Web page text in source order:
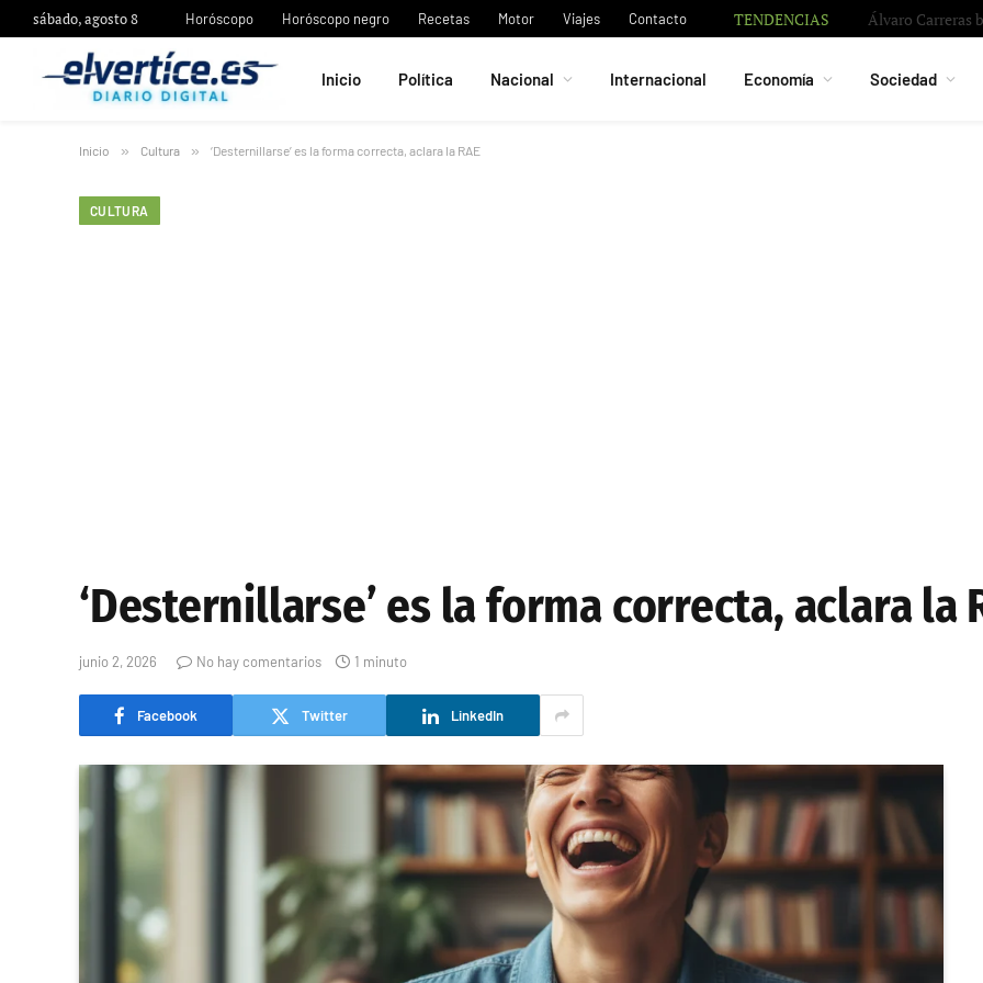
sábado, agosto 8 Horóscopo Horóscopo negro Recetas Motor Viajes Contacto TENDENCIAS Bruno
Inicio Política Nacional Internacional Economía Sociedad
Inicio » Cultura » ‘Desternillarse’ es la forma correcta, aclara la RAE
CULTURA
‘Desternillarse’ es la forma correcta, aclara la
junio 2, 2026 No hay comentarios 1 minuto
Facebook Twitter LinkedIn